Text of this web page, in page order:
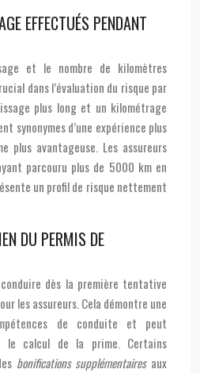
EFFECTUÉS PENDANT
et le nombre de kilomètres
dans l’évaluation du risque par
plus long et un kilométrage
synonymes d’une expérience plus
plus avantageuse. Les assureurs
parcouru plus de 5000 km en
un profil de risque nettement
DU PERMIS DE
dès la première tentative
les assureurs. Cela démontre une
de conduite et peut
le calcul de la prime. Certains
bonifications supplémentaires aux